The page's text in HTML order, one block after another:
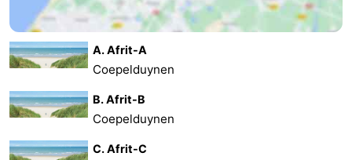
A. Afrit-A
Coepelduynen
B. Afrit-B
Coepelduynen
C. Afrit-C